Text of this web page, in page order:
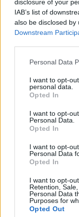
disclosure of your
IAB’s list of
also be disclosed
Downstream
Personal Data
I want to opt-
personal data.
Opted In
I want to opt-
Personal Data.
Opted In
I want to opt-
Personal Data
Opted In
I want to opt-
Retention,
Personal Data
Purposes for
Opted Out
Buvusi
Dubajaus
Žmonės 2025-